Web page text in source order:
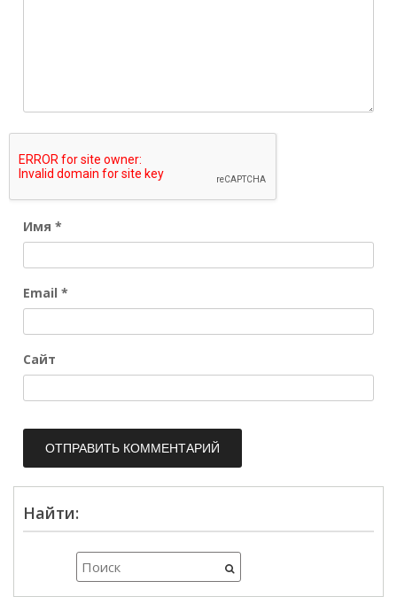
Имя *
Email *
Сайт
Найти: